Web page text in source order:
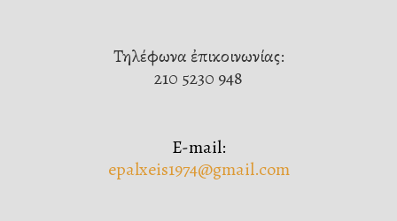
Τηλέφωνα ἐπικοινωνίας:
210 5230 948
E-mail:
epalxeis1974@gmail.com